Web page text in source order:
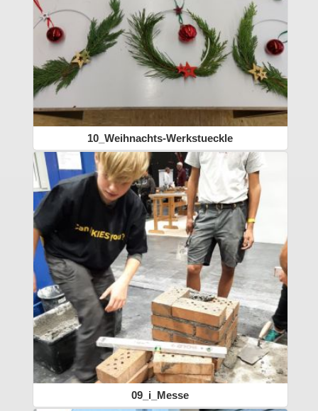
10_Weihnachts-Werkstueckle
09_i_Messe